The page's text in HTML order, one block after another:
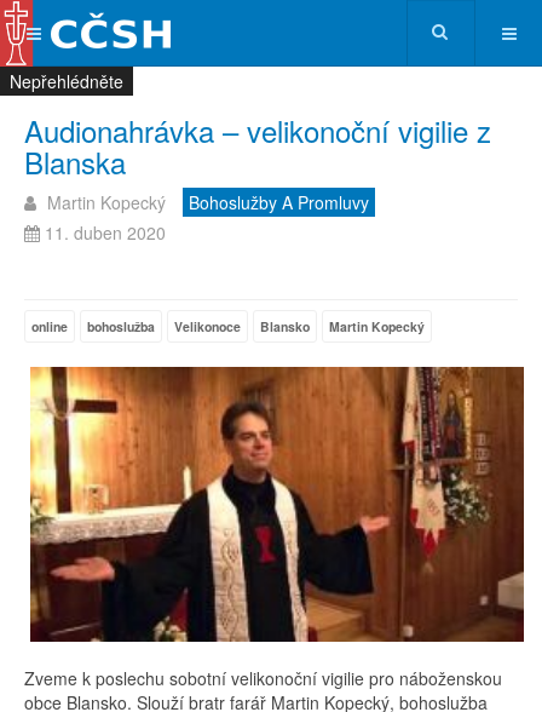
Audionahrávka – velikonoční vigilie z
Blanska
Martin Kopecký
Bohoslužby A Promluvy
11. duben 2020
online bohoslužba Velikonoce Blansko Martin Kopecký
Zveme k poslechu sobotní velikonoční vigilie pro náboženskou
obce Blansko. Slouží bratr farář Martin Kopecký, bohoslužba
Nepřehlédněte
Nepřehlédněte
Nepřehlédněte
Nepřehlédněte